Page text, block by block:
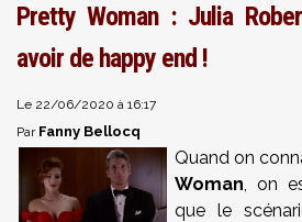
Pretty Woman : Julia
avoir de happy end !
Le 22/06/2020 à 16:17
Par Fanny Bellocq
Quand on
Woman, on
que le